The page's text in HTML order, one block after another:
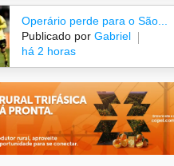
Operário perde para o São...
Publicado porGabriel
há 2 horas